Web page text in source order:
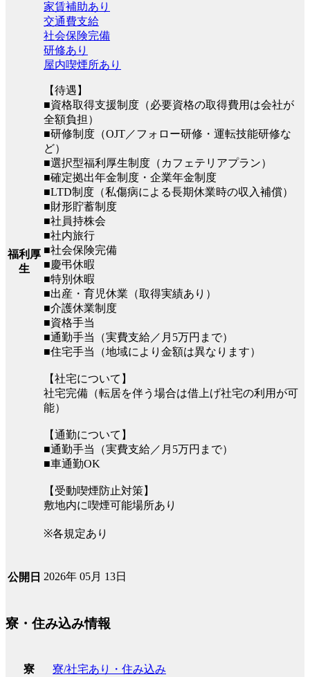
福利厚
生
家賃補助あり
交通費支給
社会保険完備
研修あり
屋内喫煙所あり
【待遇】
■資格取得支援制度（必要資格の取得費用は会社が
全額負担）
■研修制度（OJT／フォロー研修・運転技能研修な
ど）
■選択型福利厚生制度（カフェテリアプラン）
■確定拠出年金制度・企業年金制度
■LTD制度（私傷病による長期休業時の収入補償）
■財形貯蓄制度
■社員持株会
■社内旅行
■社会保険完備
■慶弔休暇
■特別休暇
■出産・育児休業（取得実績あり）
■介護休業制度
■資格手当
■通勤手当（実費支給／月5万円まで）
■住宅手当（地域により金額は異なります）
【社宅について】
社宅完備（転居を伴う場合は借上げ社宅の利用が可
能）
【通勤について】
■通勤手当（実費支給／月5万円まで）
■車通勤OK
【受動喫煙防止対策】
敷地内に喫煙可能場所あり
※各規定あり
公開日 2026年 05月 13日
寮・住み込み情報
寮 寮/社宅あり・住み込み